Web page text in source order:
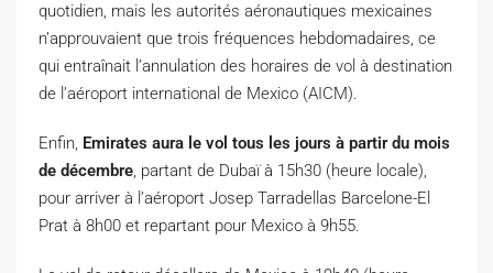
quotidien, mais les autorités aéronautiques mexicaines
n’approuvaient que trois fréquences hebdomadaires, ce
qui entraînait l’annulation des horaires de vol à destination
de l’aéroport international de Mexico (AICM).
Enfin, Emirates aura le vol tous les jours à partir du mois
de décembre, partant de Dubaï à 15h30 (heure locale),
pour arriver à l’aéroport Josep Tarradellas Barcelone-El
Prat à 8h00 et repartant pour Mexico à 9h55.